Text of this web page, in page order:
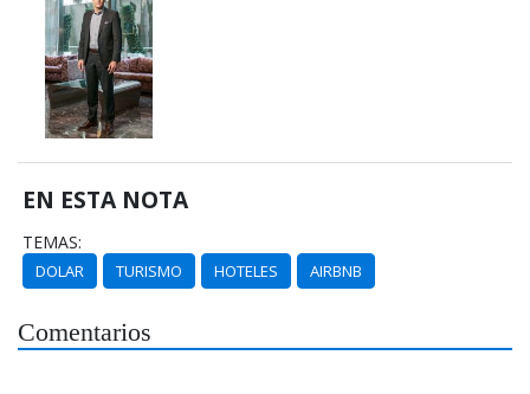
EN ESTA NOTA
TEMAS:
DOLAR TURISMO HOTELES AIRBNB
Comentarios